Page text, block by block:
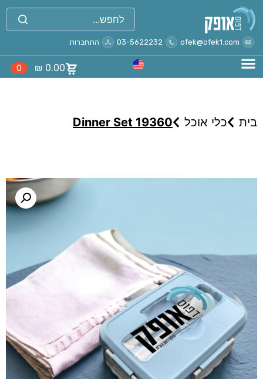
ofek@ofek1.com
03-5622232 התחברות
₪ 0.00
0
בית כלי אוכל Dinner Set 19360